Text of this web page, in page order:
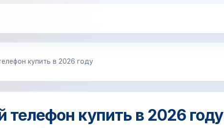
купить в 2026 году
телефон купить в 2026 году